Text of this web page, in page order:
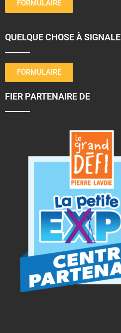
FORMULAIRE
QUELQUE CHOSE À
FORMULAIRE
FIER PARTENAIRE DE